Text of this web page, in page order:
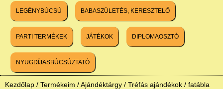
LEGÉNYBÚCSÚ BABASZÜLETÉS, KERESZTELŐ
PARTI TERMÉKEK JÁTÉKOK DIPLOMAOSZTÓ
NYUGDÍJASBÚCSÚZTATÓ
Kezdőlap / Termékeim /Ajándéktárgy / Tréfás ajándékok / fatábla